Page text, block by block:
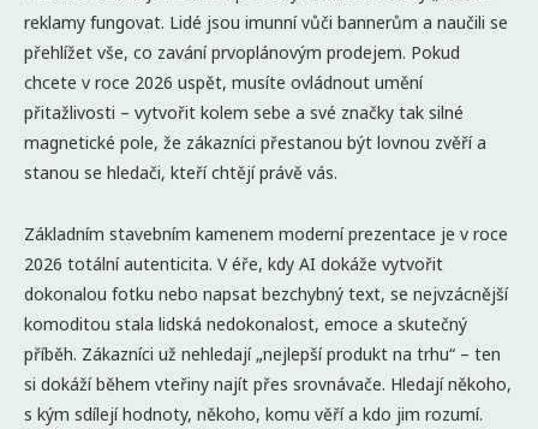
reklamy fungovat. Lidé jsou imunní vůči bannerům a naučili se
přehlížet vše, co zavání prvoplánovým prodejem. Pokud
chcete v roce 2026 uspět, musíte ovládnout umění
přitažlivosti – vytvořit kolem sebe a své značky tak silné
magnetické pole, že zákazníci přestanou být lovnou zvěří a
stanou se hledači, kteří chtějí právě vás.
Základním stavebním kamenem moderní prezentace je v roce
2026 totální autenticita. V éře, kdy AI dokáže vytvořit
dokonalou fotku nebo napsat bezchybný text, se nejvzácnější
komoditou stala lidská nedokonalost, emoce a skutečný
příběh. Zákazníci už nehledají „nejlepší produkt na trhu“ – ten
si dokáží během vteřiny najít přes srovnávače. Hledají někoho,
s kým sdílejí hodnoty, někoho, komu věří a kdo jim rozumí.